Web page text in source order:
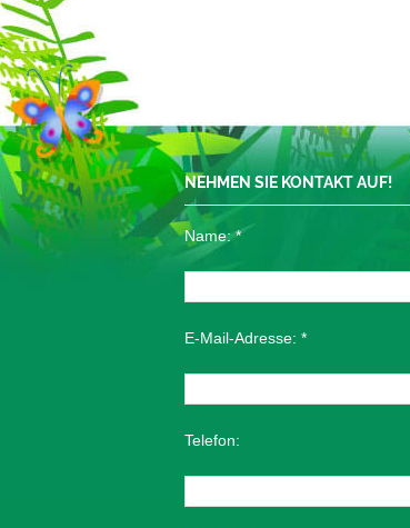
NEHMEN SIE KONTAKT AUF!
Name:*
E-Mail-Adresse: *
Telefon: